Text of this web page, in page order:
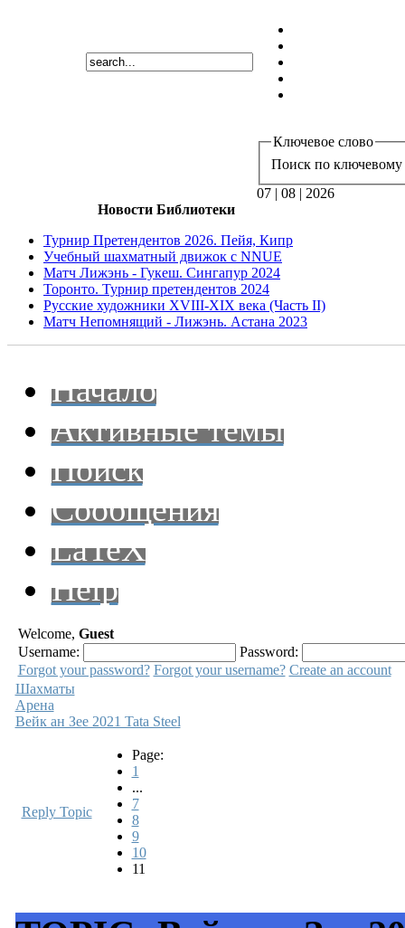
Ключевое слово
Поиск по ключевому
07 | 08 | 2026
Новости Библиотеки
Турнир Претендентов 2026. Пейя, Кипр
Учебный шахматный движок с NNUE
Матч Лижэнь - Гукеш. Сингапур 2024
Торонто. Турнир претендентов 2024
Русские художники XVIII-XIX века (Часть II)
Матч Непомнящий - Лижэнь. Астана 2023
Начало
Активные темы
Поиск
Сообщения
LaTeX
Help
Welcome, Guest
Username:
Password:
Forgot your password? Forgot your username? Create an account
Шахматы
Арена
Вейк ан Зее 2021 Tata Steel
Reply Topic
Page:
1
...
7
8
9
10
11